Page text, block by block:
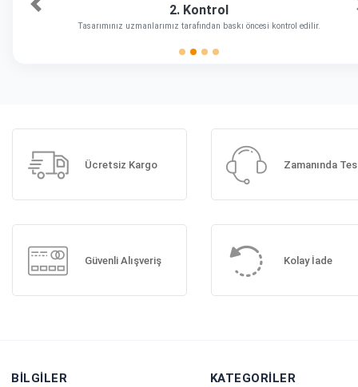
2. Kontrol
Tasarımınız uzmanlarımız tarafından baskı öncesi kontrol edilir.
Önceki
Ücretsiz Kargo Zamanında
Güvenli Alışveriş Kolay İade
BILGILER KATEGORILER